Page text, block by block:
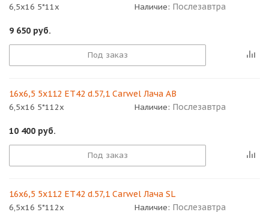
6,5x16 5*11x Наличие: Послезавтра
9 650 руб.
Под заказ
16x6,5 5x112 ET42 d.57,1 Carwel Лача AB
6,5x16 5*112x Наличие: Послезавтра
10 400 руб.
Под заказ
16x6,5 5x112 ET42 d.57,1 Carwel Лача SL
6,5x16 5*112x Наличие: Послезавтра